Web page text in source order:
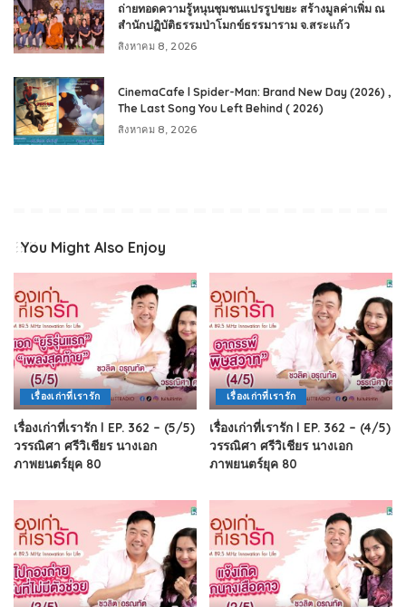
ถ่ายทอดความรู้หนุนชุมชนแปรรูปขยะ สร้างมูลค่าเพิ่ม ณ
สำนักปฏิบัติธรรมป่าโมกข์ธรรมาราม จ.สระแก้ว
สิงหาคม 8, 2026
CinemaCafe l Spider-Man: Brand New Day (2026) ,
The Last Song You Left Behind ( 2026)
สิงหาคม 8, 2026
You Might Also Enjoy
เรื่องเก่าที่เรารัก
เรื่องเก่าที่เรารัก l EP. 362 – (5/5)
วรรณิศา ศรีวิเชียร นางเอก
ภาพยนตร์ยุค 80
เรื่องเก่าที่เรารัก
เรื่องเก่าที่เรารัก l EP. 362 – (4/5)
วรรณิศา ศรีวิเชียร นางเอก
ภาพยนตร์ยุค 80